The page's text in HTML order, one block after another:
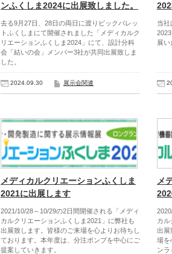
ンふくしま2024に出展致しました。
去る9月27日、28日の両日に渡りビックパレッ
トふくしまにて開催されました「メディカルク
リエーションふくしま2024」にて、設計分科
会「結いの会」メンバー3社が共同出展致しま
した。
2024.09.30 展示会関連
当社
展い
メディカルクリエーションふくしま
2021に出展します
2021/10/28～10/29の2日間開催される「メディ
カルクリエーションふくしま2021」に弊社も
出展致します。皆様のご来場を心よりお待ちし
ております。本年度は、分注ポンプを中心にご
提案していきます。
メ
カル
出展
場を
ンラ